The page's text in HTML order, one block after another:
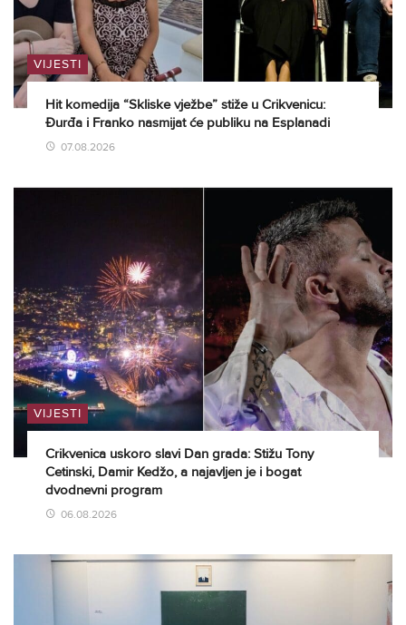
VIJESTI
Hit komedija “Skliske vježbe” stiže u Crikvenicu:
Đurđa i Franko nasmijat će publiku na Esplanadi
07.08.2026
VIJESTI
Crikvenica uskoro slavi Dan grada: Stižu Tony
Cetinski, Damir Kedžo, a najavljen je i bogat
dvodnevni program
06.08.2026